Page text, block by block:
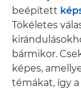
beépített
Tökéletes
bármikor.
képes,
témákat, így